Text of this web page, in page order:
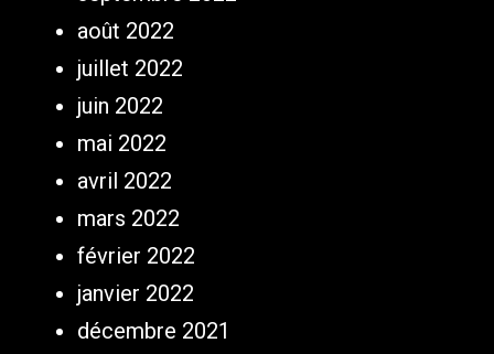
août 2022
juillet 2022
juin 2022
mai 2022
avril 2022
mars 2022
février 2022
janvier 2022
décembre 2021